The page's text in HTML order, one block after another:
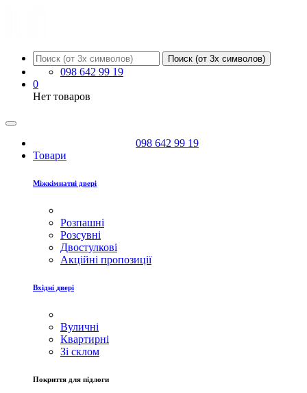
Поиск (от 3х символов)
098 642 99 19
0
Нет товаров
098 642 99 19
Товари
Міжкімнатні двері
Розпашні
Розсувні
Двостулкові
Акційні пропозиції
Вхідні двері
Вуличні
Квартирні
Зі склом
Покриття для підлоги